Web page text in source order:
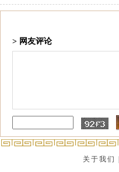
> 网友评论
关于我们